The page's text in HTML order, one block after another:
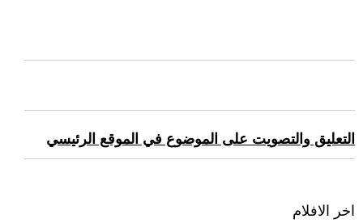
التعليق والتصويت على الموضوع في الموقع الرئيسي
اخر الافلام